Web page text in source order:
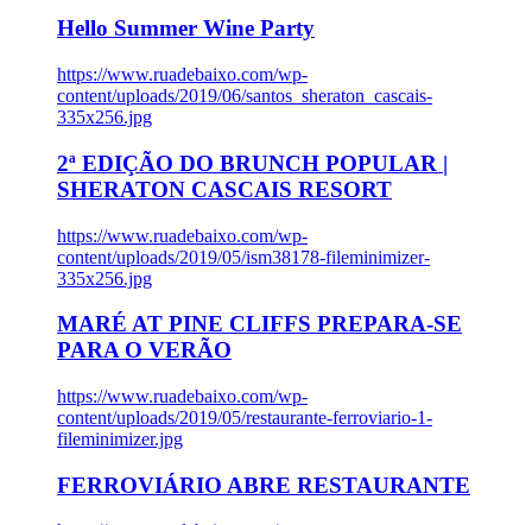
Hello Summer Wine Party
https://www.ruadebaixo.com/wp-
content/uploads/2019/06/santos_sheraton_cascais-
335x256.jpg
2ª EDIÇÃO DO BRUNCH POPULAR |
SHERATON CASCAIS RESORT
https://www.ruadebaixo.com/wp-
content/uploads/2019/05/ism38178-fileminimizer-
335x256.jpg
MARÉ AT PINE CLIFFS PREPARA-SE
PARA O VERÃO
https://www.ruadebaixo.com/wp-
content/uploads/2019/05/restaurante-ferroviario-1-
fileminimizer.jpg
FERROVIÁRIO ABRE RESTAURANTE